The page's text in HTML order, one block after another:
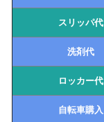
スリッパ代
洗剤代
ロッカー代
自転車購入